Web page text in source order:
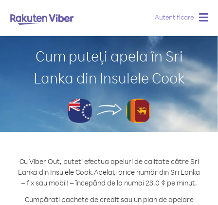
Autentificare
Cum puteți apela în Sri
Lanka din Insulele Cook
Cu Viber Out, puteți efectua apeluri de calitate către Sri
Lanka din Insulele Cook.Apelați orice număr din Sri Lanka
– fix sau mobil! – începând de la numai 23.0 ¢ pe minut.
Cumpărați pachete de credit sau un plan de apelare